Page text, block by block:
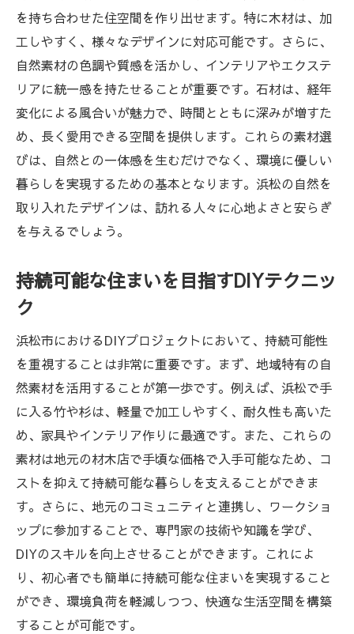
を持ち合わせた住空間を作り出せます。特に木材は、加
工しやすく、様々なデザインに対応可能です。さらに、
自然素材の色調や質感を活かし、インテリアやエクステ
リアに統一感を持たせることが重要です。石材は、経年
変化による風合いが魅力で、時間とともに深みが増すた
め、長く愛用できる空間を提供します。これらの素材選
びは、自然との一体感を生むだけでなく、環境に優しい
暮らしを実現するための基本となります。浜松の自然を
取り入れたデザインは、訪れる人々に心地よさと安らぎ
を与えるでしょう。
持続可能な住まいを目指すDIYテクニッ
ク
浜松市におけるDIYプロジェクトにおいて、持続可能性
を重視することは非常に重要です。まず、地域特有の自
然素材を活用することが第一歩です。例えば、浜松で手
に入る竹や杉は、軽量で加工しやすく、耐久性も高いた
め、家具やインテリア作りに最適です。また、これらの
素材は地元の材木店で手頃な価格で入手可能なため、コ
ストを抑えて持続可能な暮らしを支えることができま
す。さらに、地元のコミュニティと連携し、ワークショ
ップに参加することで、専門家の技術や知識を学び、
DIYのスキルを向上させることができます。これによ
り、初心者でも簡単に持続可能な住まいを実現すること
ができ、環境負荷を軽減しつつ、快適な生活空間を構築
することが可能です。